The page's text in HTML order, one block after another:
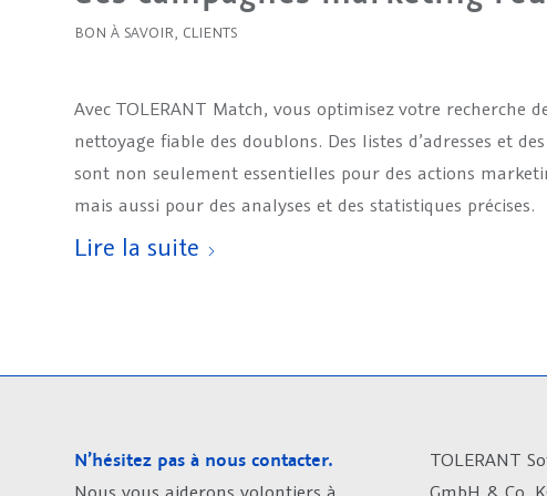
BON À SAVOIR, CLIENTS
Avec TOLERANT Match, vous optimisez votre recherche
nettoyage fiable des doublons. Des listes d’adresses et
sont non seulement essentielles pour des actions
mais aussi pour des analyses et des statistiques précises.
Lire la suite
N’hésitez pas à nous contacter.
TOLERANT